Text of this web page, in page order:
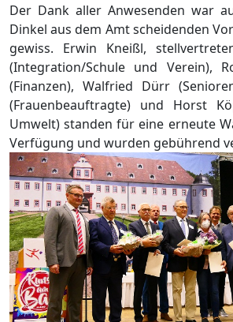
Der Dank aller Anwesenden war
Dinkel aus dem Amt scheidenden
gewiss. Erwin Kneißl,
(Integration/Schule und Verein),
(Finanzen), Walfried Dürr
(Frauenbeauftragte) und Horst
Umwelt) standen für eine erneute
Verfügung und wurden gebührend